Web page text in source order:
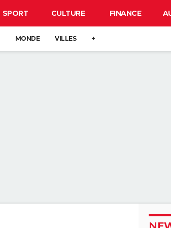
SPORT CULTURE FINANCE
MONDE VILLES +